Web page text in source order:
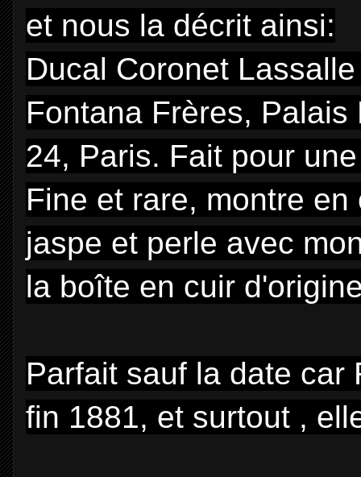
et nous la décrit ainsi:
Ducal Coronet
Fontana Frères,
24, Paris. Fait pour
Fine et rare, montre
jaspe et perle avec
la boîte en cuir
Parfait sauf la date car
fin 1881, et surtout ,